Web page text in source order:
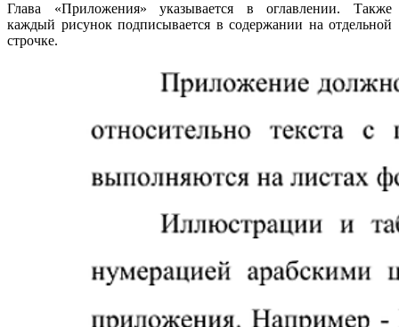
Глава «Приложения» указывается в оглавлении. Также
каждый рисунок подписывается в содержании на отдельной
строчке.